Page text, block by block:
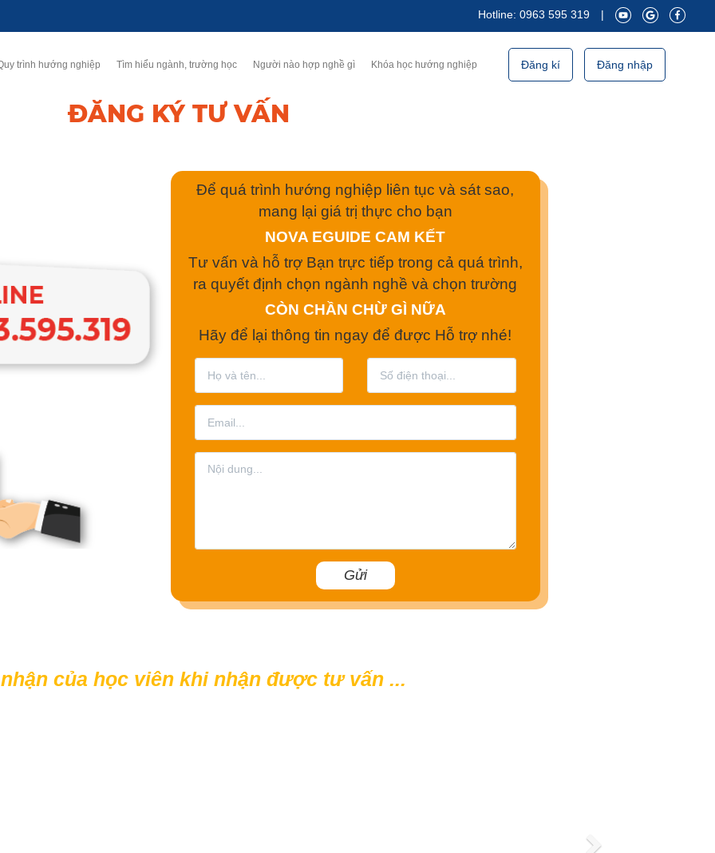
Hotline: 0963 595 319 |
trình hướng nghiệp Tìm hiểu ngành, trường học Người nào hợp nghề gì Khóa học hướng nghiệp Đăng kí Đăng nhập
ĐĂNG KÝ TƯ VẤN
Để quá trình hướng nghiệp liên tục và sát sao,
mang lại giá trị thực cho bạn
NOVA EGUIDE CAM KẾT
Tư vấn và hỗ trợ Bạn trực tiếp trong cả quá trình,
ra quyết định chọn ngành nghề và chọn trường
CÒN CHẦN CHỪ GÌ NỮA
Hãy để lại thông tin ngay để được Hỗ trợ nhé!
của học viên khi nhận được tư vấn ...